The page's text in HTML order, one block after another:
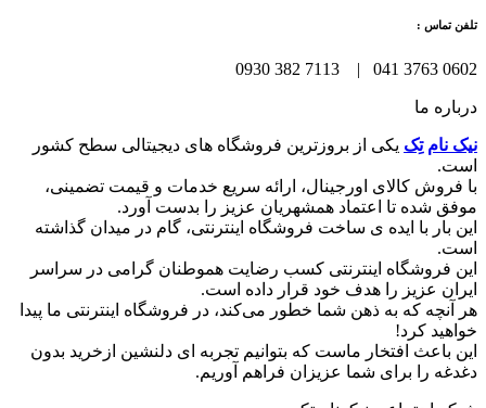
تلفن تماس :
0602 3763 041 | 7113 382 0930
درباره ما
نیک نام تِک یکی از بروزترین فروشگاه های دیجیتالی سطح کشور
است.
با فروش کالای اورجینال، ارائه سریع خدمات و قیمت تضمینی،
موفق شده تا اعتماد همشهریان عزیز را بدست آورد.
این بار با ایده ی ساخت فروشگاه اینترنتی، گام در میدان گذاشته
است.
این فروشگاه اینترنتی کسب رضایت هموطنان گرامی در سراسر
ایران عزیز را هدف خود قرار داده است.
هر آنچه که به ذهن شما خطور می‌کند، در فروشگاه اینترنتی ما پیدا
خواهید کرد!
این باعث افتخار ماست که بتوانیم تجربه ای دلنشین ازخرید بدون
دغدغه را برای شما عزیزان فراهم آوریم.